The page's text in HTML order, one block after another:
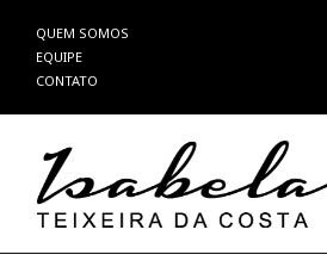
Pular
para
o
QUEM SOMOS
EQUIPE
CONTATO